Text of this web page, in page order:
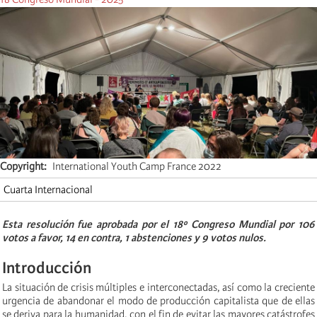
Copyright
International Youth Camp France 2022
Cuarta Internacional
Esta resolución fue aprobada por el 18º Congreso Mundial por 106
votos a favor, 14 en contra, 1 abstenciones y 9 votos nulos.
Introducción
La situación de crisis múltiples e interconectadas, así como la creciente
urgencia de abandonar el modo de producción capitalista que de ellas
se deriva para la humanidad, con el fin de evitar las mayores catástrofes